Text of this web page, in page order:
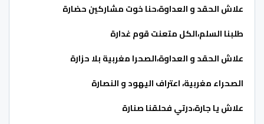
علاش الحقد و العداوة،حنا خوت مشاركين حضارة
طلبنا السلم،الكل متعنت قوم غدارة
علاش الحقد و العداوة،الصحرا مغربية بلا حزارة
الصحراء مغربية، اعتراف اليهود و النصارة
علاش يا جارة،درتي فحلقنا صنارة